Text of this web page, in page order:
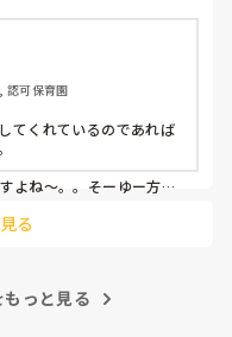
認可保育園
てくれているのであれば
よね〜。。そーゆー方に
る
もっと見る